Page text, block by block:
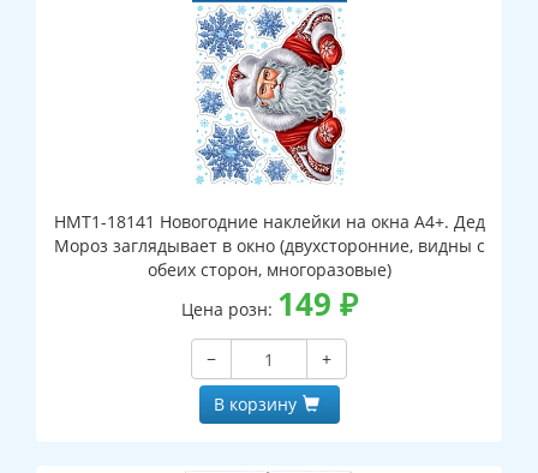
НМТ1-18141 Новогодние наклейки на окна А4+. Дед
Мороз заглядывает в окно (двухсторонние, видны с
обеих сторон, многоразовые)
Цена розн: 149 ₽
−
+
В корзину